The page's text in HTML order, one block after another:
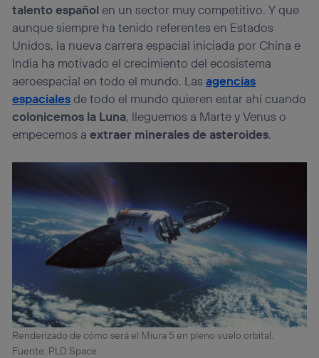
talento españolen un sector muy competitivo. Y que
aunque siempre ha tenido referentes en Estados
Unidos, la nueva carrera espacial iniciada por China e
India ha motivado el crecimiento del ecosistema
aeroespacial en todo el mundo. Lasagencias
espacialesde todo el mundo quieren estar ahí cuando
colonicemos la Luna, lleguemos a Marte y Venus o
empecemos aextraer minerales de asteroides.
Renderizado de cómo será el Miura 5 en pleno vuelo orbital.
Fuente: PLD Space